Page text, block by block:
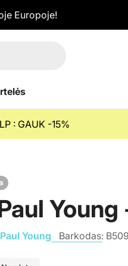
Europoje!
: GAUK -15%
Young
Paul Young Barkodas: